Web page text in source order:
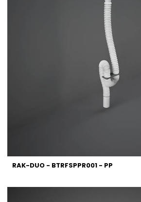
RAK-DUO - BTRFSPPR001 - PP